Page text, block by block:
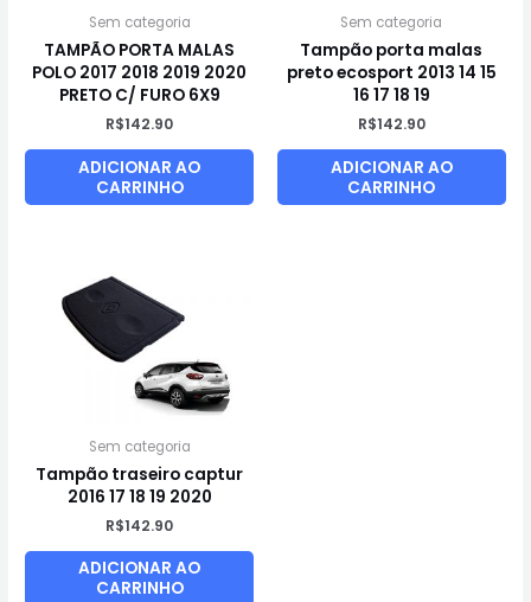
Sem categoria
TAMPÃO PORTA MALAS
POLO 2017 2018 2019 2020
PRETO C/ FURO 6X9
R$142.90
ADICIONAR AO
CARRINHO
Sem categoria
Tampão porta malas
preto ecosport 2013 14 15
16 17 18 19
R$142.90
ADICIONAR AO
CARRINHO
Sem categoria
Tampão traseiro captur
2016 17 18 19 2020
R$142.90
ADICIONAR AO
CARRINHO